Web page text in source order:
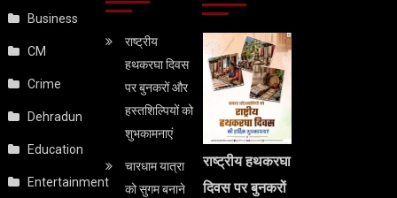
Business
CM
Crime
Dehradun
Education
Entertainment
राष्ट्रीय
हथकरघा दिवस
पर बुनकरों और
हस्तशिल्पियों को
शुभकामनाएं
चारधाम यात्रा
को सुगम बनाने
राष्ट्रीय हथकरघा
दिवस पर बुनकरों